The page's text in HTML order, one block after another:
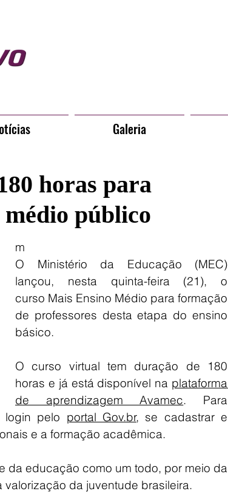
horas para
médio público
m
O Ministério da Educação (MEC)
lançou, nesta quinta-feira (21), o
curso Mais Ensino Médio para formação
de professores desta etapa do ensino
básico.
O curso virtual tem duração de 180
horas e já está disponível na plataforma
de aprendizagem Avamec. Para
login pelo portal Gov.br, se cadastrar e
e a formação acadêmica.
da educação como um todo, por meio da
da juventude brasileira.
Galeria